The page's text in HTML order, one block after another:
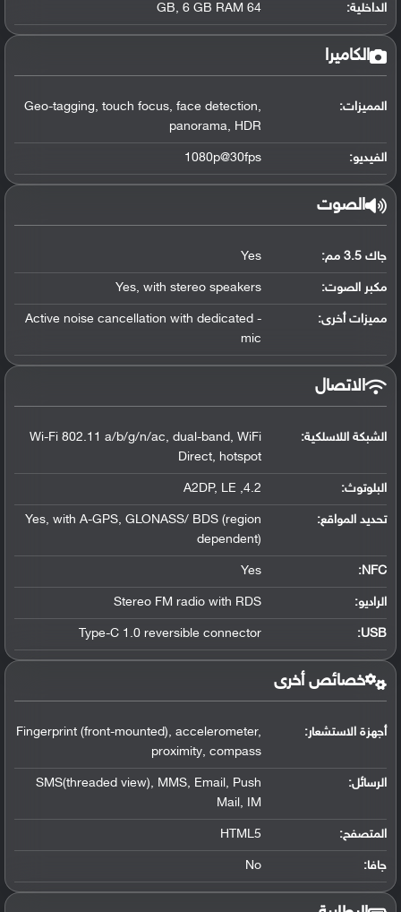
الداخلية: 64 GB, 6 GB RAM
الكاميرا
المميزات:
Geo-tagging, touch focus, face detection,
panorama, HDR
الفيديو: 1080p@30fps
الصوت
جاك 3.5 مم: Yes
مكبر الصوت: Yes, with stereo speakers
مميزات أخرى:
- Active noise cancellation with dedicated
mic
الاتصال
الشبكة اللاسلكية:
Wi-Fi 802.11 a/b/g/n/ac, dual-band, WiFi
Direct, hotspot
البلوتوث:
4.2, A2DP, LE
تحديد المواقع:
Yes, with A-GPS, GLONASS/ BDS (region
dependent)
NFC
:
Yes
الراديو: Stereo FM radio with RDS
USB
:
Type-C 1.0 reversible connector
خصائص أخرى
أجهزة الاستشعار:
Fingerprint (front-mounted), accelerometer,
proximity, compass
الرسائل:
SMS(threaded view), MMS, Email, Push
Mail, IM
المتصفح: HTML5
جافا: No